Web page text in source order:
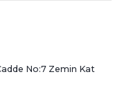
No:7 Zemin Kat